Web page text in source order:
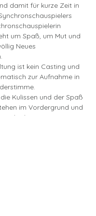
damit für kurze Zeit in
um Spaß, um Mut und
Neues
ist kein Casting und
zur Aufnahme in
Kulissen und der Spaß
im Vordergrund und
sich ohne